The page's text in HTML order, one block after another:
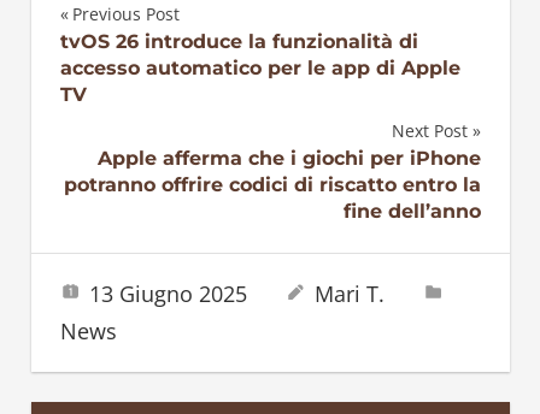
Navigazione
articoli
Previous Post
tvOS 26 introduce la funzionalità di
accesso automatico per le app di Apple
TV
Next Post
Apple afferma che i giochi per iPhone
potranno offrire codici di riscatto entro la
fine dell’anno
13 Giugno 2025
Mari T.
News